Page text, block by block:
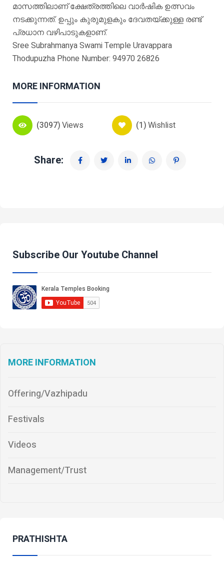
മാസത്തിലാണ് ക്ഷേത്രത്തിലെ വാർഷിക ഉത്സവം
നടക്കുന്നത്. ഉപ്പും കുരുമുളകും ദേവതയ്ക്കുള്ള രണ്ട്
പ്രധാന വഴിപാടുകളാണ്.
Sree Subrahmanya Swami Temple Uravappara
Thodupuzha Phone Number: 94970 26826
MORE INFORMATION
(3097)Views (1)Wishlist
Share:
Subscribe Our Youtube Channel
MORE INFORMATION
Offering/Vazhipadu
Festivals
Videos
Management/Trust
PRATHISHTA